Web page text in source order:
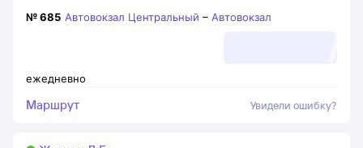
ежедневно
№685 Автовокзал Центральный – Автовокзал
Маршрут Увидели ошибку?